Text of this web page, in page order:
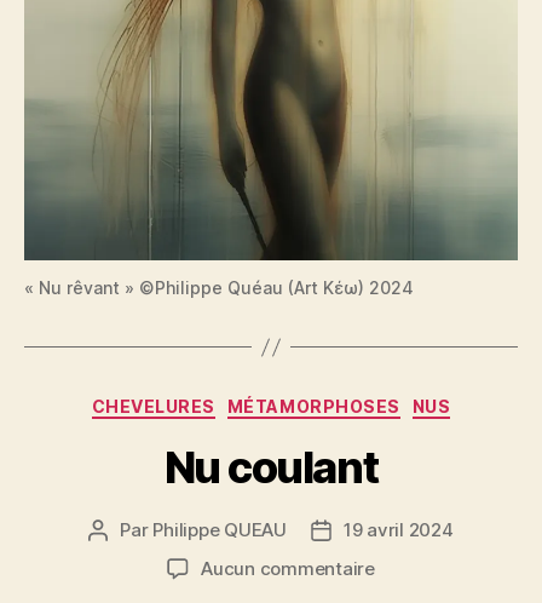
« Nu rêvant » ©Philippe Quéau (Art Κέω) 2024
Catégories
CHEVELURES MÉTAMORPHOSES NUS
Nu coulant
Auteur
Par Philippe QUEAU
Date19 avril 2024
Aucun commentairesur